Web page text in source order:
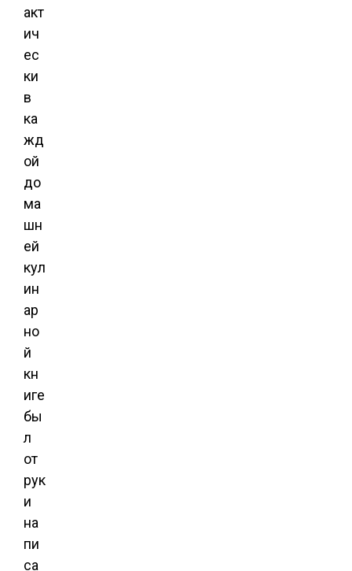
акт
ич
ес
ки
в
ка
жд
ой
до
ма
шн
ей
кул
ин
ар
но
й
кн
иге
бы
л
от
рук
и
на
пи
са